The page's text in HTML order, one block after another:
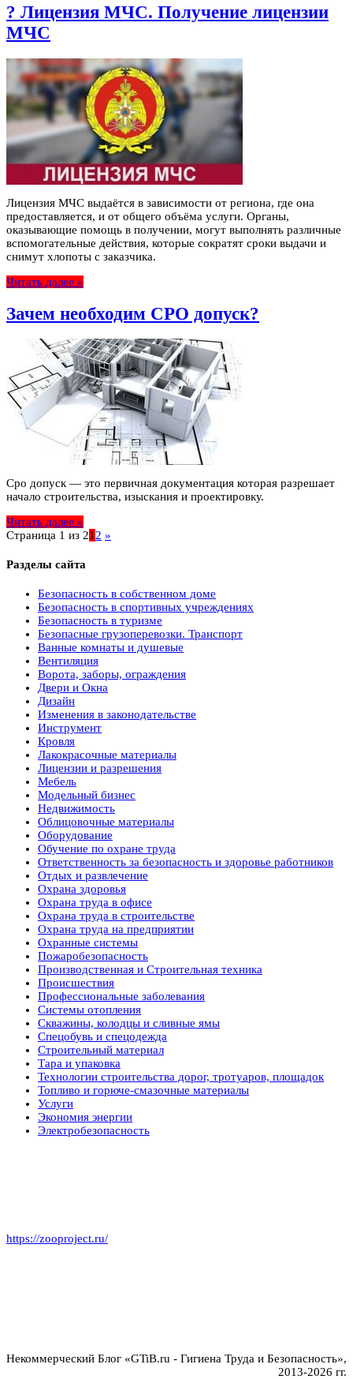
? Лицензия МЧС. Получение лицензии
МЧС
Лицензия МЧС выдаётся в зависимости от региона, где она
предоставляется, и от общего объёма услуги. Органы,
оказывающие помощь в получении, могут выполнять различные
вспомогательные действия, которые сократят сроки выдачи и
снимут хлопоты с заказчика.
Читать далее »
Зачем необходим СРО допуск?
Сро допуск — это первичная документация которая разрешает
начало строительства, изыскания и проектировку.
Читать далее »
Страница 1 из 212 »
Разделы сайта
Безопасность в собственном доме
Безопасность в спортивных учреждениях
Безопасность в туризме
Безопасные грузоперевозки. Транспорт
Ванные комнаты и душевые
Вентиляция
Ворота, заборы, ограждения
Двери и Окна
Дизайн
Изменения в законодательстве
Инструмент
Кровля
Лакокрасочные материалы
Лицензии и разрешения
Мебель
Модельный бизнес
Недвижимость
Облицовочные материалы
Оборудование
Обучение по охране труда
Ответственность за безопасность и здоровье работников
Отдых и развлечение
Охрана здоровья
Охрана труда в офисе
Охрана труда в строительстве
Охрана труда на предприятии
Охранные системы
Пожаробезопасность
Производственная и Строительная техника
Происшествия
Профессиональные заболевания
Системы отопления
Скважины, колодцы и сливные ямы
Спецобувь и спецодежда
Строительный материал
Тара и упаковка
Технологии строительства дорог, тротуаров, площадок
Топливо и горюче-смазочные материалы
Услуги
Экономия энергии
Электробезопасность
https://zooproject.ru/
Некоммерческий Блог «GTiB.ru - Гигиена Труда и Безопасность»,
2013-2026 гг.